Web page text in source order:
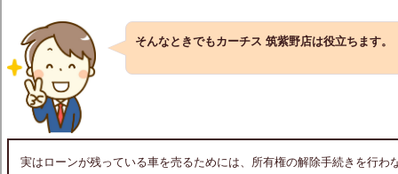
そんなときでもカーチス 筑紫野店は役立ちます。
実はローンが残っている車を売るためには、所有権の解除手続きを行わ